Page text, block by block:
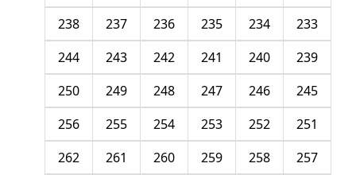
233
234
235
236
237
238
239
240
241
242
243
244
245
246
247
248
249
250
251
252
253
254
255
256
257
258
259
260
261
262